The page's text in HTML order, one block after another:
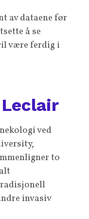
av dataene før
å se
være ferdig i
ved
to
invasiv